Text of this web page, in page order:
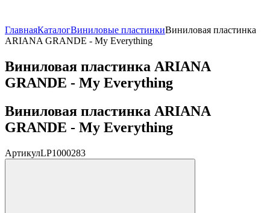
ГлавнаяКаталогВиниловые пластинкиВиниловая пластинка
ARIANA GRANDE - My Everything
Виниловая пластинка ARIANA
GRANDE - My Everything
Виниловая пластинка ARIANA
GRANDE - My Everything
АртикулLP1000283